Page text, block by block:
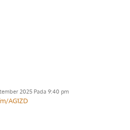
2025 Pada 9:40 pm
AG1ZD